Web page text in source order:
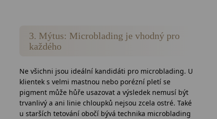
3. Mýtus: Microblading je vhodný pro
každého
Ne všichni jsou ideální kandidáti pro microblading. U
klientek s velmi mastnou nebo porézní pletí se
pigment může hůře usazovat a výsledek nemusí být
trvanlivý a ani linie chloupků nejsou zcela ostré. Také
u starších tetování obočí bývá technika microblading